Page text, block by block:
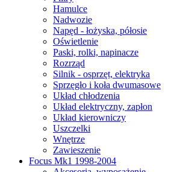
Hamulce
Nadwozie
Napęd - łożyska, półosie
Oświetlenie
Paski, rolki, napinacze
Rozrząd
Silnik - osprzęt, elektryka
Sprzęgło i koła dwumasowe
Układ chłodzenia
Układ elektryczny, zapłon
Układ kierowniczy
Uszczelki
Wnętrze
Zawieszenie
Focus Mk1 1998-2004